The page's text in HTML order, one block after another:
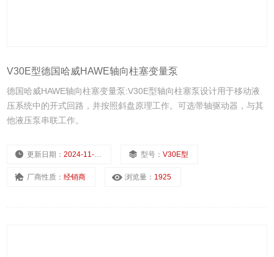
V30E型德国哈威HAWE轴向柱塞变量泵
德国哈威HAWE轴向柱塞变量泵:V30E型轴向柱塞泵设计用于移动液
压系统中的开式回路，并按照斜盘原理工作。可选带轴驱动器，与其
他液压泵串联工作。
更新日期：2024-11-25 型号：V30E型
厂商性质：经销商 浏览量： 1925